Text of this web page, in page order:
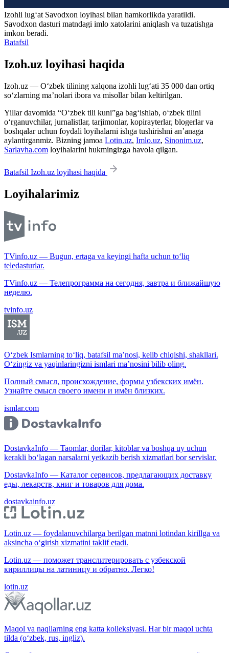
Izohli lugʻat Savodxon loyihasi bilan hamkorlikda yaratildi.
Savodxon dasturi matndagi imlo xatolarini aniqlash va tuzatishga
imkon beradi.
Batafsil
Izoh.uz loyihasi haqida
Izoh.uz — O‘zbek tilining xalqona izohli lug‘ati 35 000 dan ortiq
so‘zlarning ma’nolari ibora va misollar bilan keltirilgan.
Yillar davomida “O‘zbek tili kuni”ga bag‘ishlab, o‘zbek tilini
o‘rganuvchilar, jurnalistlar, tarjimonlar, kopirayterlar, blogerlar va
boshqalar uchun foydali loyihalarni ishga tushirishni an’anaga
aylantirganmiz. Bizning jamoa Lotin.uz, Imlo.uz, Sinonim.uz,
Sarlavha.com loyihalarini hukmingizga havola qilgan.
Batafsil Izoh.uz loyihasi haqida
Loyihalarimiz
TVinfo.uz — Bugun, ertaga va keyingi hafta uchun to‘liq
teledasturlar.
TVinfo.uz — Телепрограмма на сегодня, завтра и ближайшую
неделю.
tvinfo.uz
O‘zbek Ismlarning to‘liq, batafsil ma’nosi, kelib chiqishi, shakllari.
O‘zingiz va yaqinlaringizni ismlari ma’nosini bilib oling.
Полный смысл, происхождение, формы узбекских имён.
Узнайте смысл своего имени и имён близких.
ismlar.com
DostavkaInfo — Taomlar, dorilar, kitoblar va boshqa uy uchun
kerakli bo‘lagan narsalarni yetkazib berish xizmatlari bor servislar.
DostavkaInfo — Каталог сервисов, предлагающих доставку
еды, лекарств, книг и товаров для дома.
dostavkainfo.uz
Lotin.uz — foydalanuvchilarga berilgan matnni lotindan kirillga va
aksincha o‘girish xizmatini taklif etadi.
Lotin.uz — поможет транслитерировать с узбекской
кириллицы на латиницу и обратно. Легко!
lotin.uz
Maqol va naqllarning eng katta kolleksiyasi. Har bir maqol uchta
tilda (o‘zbek, rus, ingliz).